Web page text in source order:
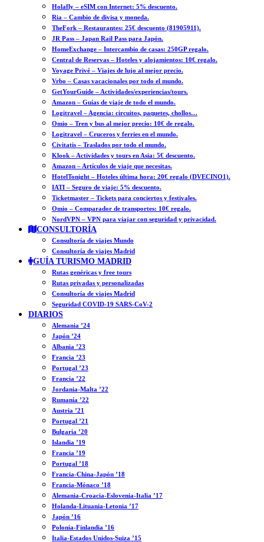
Holafly – eSIM con Internet: 5% descuento.
Ria – Cambio de divisa y moneda.
TheFork – Restaurantes: 25€ descuento (81905911).
JR Pass – Japan Rail Pass para Japón.
HomeExchange – Intercambio de casas: 250GP regalo.
Central de Reservas – Hoteles y alojamientos: 10€ regalo.
Voyage Privé – Viajes de lujo al mejor precio.
Vrbo – Casas vacacionales por todo el mundo.
GetYourGuide – Actividades/experiencias/tours.
Amazon – Guías de viaje de todo el mundo.
Logitravel – Agencia: circuitos, paquetes, chollos…
Omio – Tren y bus al mejor precio: 10€ de regalo.
Logitravel – Cruceros y ferries en el mundo.
Civitatis – Traslados por todo el mundo.
Klook – Actividades y tours en Asia: 5€ descuento.
Amazon – Artículos de viaje que necesitas.
HotelTonight – Hoteles última hora: 20€ regalo (DVECINO1).
IATI – Seguro de viaje: 5% descuento.
Ticketmaster – Tickets para conciertos y festivales.
Omio – Comparador de transportes: 10€ regalo.
NordVPN – VPN para viajar con seguridad y privacidad.
CONSULTORÍA
Consultoría de viajes Mundo
Consultoría de viajes Madrid
GUÍA TURISMO MADRID
Rutas genéricas y free tours
Rutas privadas y personalizadas
Consultoría de viajes Madrid
Seguridad COVID-19 SARS-CoV-2
DIARIOS
Alemania ’24
Japón ’24
Albania ’23
Francia ’23
Portugal ’23
Francia ’22
Jordania-Malta ’22
Rumanía ’22
Austria ’21
Portugal ’21
Bulgaria ’20
Islandia ’19
Francia ’19
Portugal ’18
Francia-China-Japón ’18
Francia-Mónaco ’18
Alemania-Croacia-Eslovenia-Italia ’17
Holanda-Lituania-Letonia ’17
Japón ’16
Polonia-Finlandia ’16
Italia-Estados Unidos-Suiza ’15